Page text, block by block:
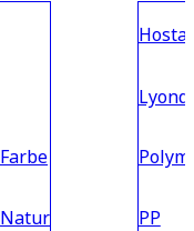
Farbe
Natur PP